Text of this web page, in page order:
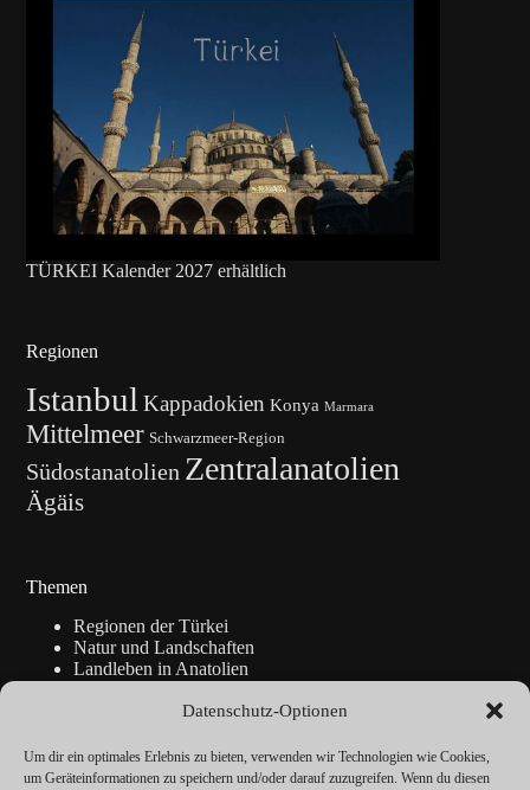
Datenschutz-Optionen
Um dir ein optimales Erlebnis zu bieten, verwenden wir Technologien wie Cookies,
um Geräteinformationen zu speichern und/oder darauf zuzugreifen. Wenn du diesen
TÜRKEI Kalender 2027 erhältlich
Regionen
Istanbul Kappadokien Konya Marmara
Mittelmeer Schwarzmeer-Region
Südostanatolien Zentralanatolien
Ägäis
Themen
Regionen der Türkei
Natur und Landschaften
Landleben in Anatolien
Blickpunkte
Reise-Info